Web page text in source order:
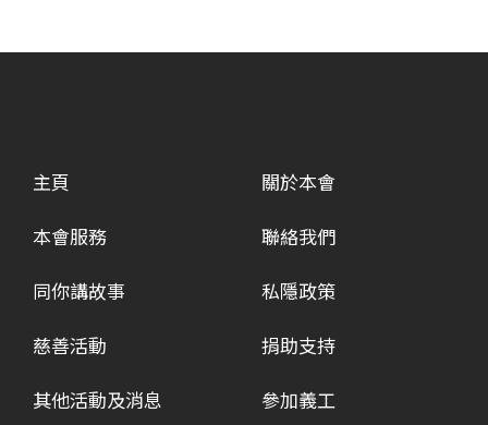
主頁
本會服務
同你講故事
慈善活動
其他活動及消息
關於本會
聯絡我們
私隱政策
捐助支持
參加義工